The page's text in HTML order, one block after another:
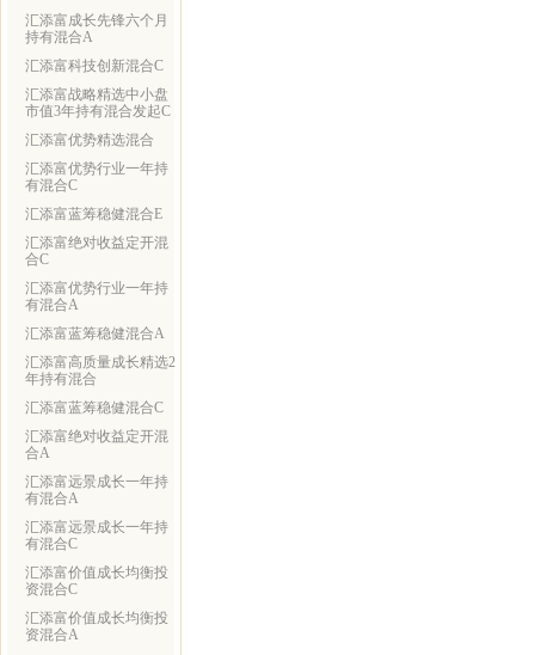
汇添富成长先锋六个月
持有混合A
汇添富科技创新混合C
汇添富战略精选中小盘
市值3年持有混合发起C
汇添富优势精选混合
汇添富优势行业一年持
有混合C
汇添富蓝筹稳健混合E
汇添富绝对收益定开混
合C
汇添富优势行业一年持
有混合A
汇添富蓝筹稳健混合A
汇添富高质量成长精选2
年持有混合
汇添富蓝筹稳健混合C
汇添富绝对收益定开混
合A
汇添富远景成长一年持
有混合A
汇添富远景成长一年持
有混合C
汇添富价值成长均衡投
资混合C
汇添富价值成长均衡投
资混合A